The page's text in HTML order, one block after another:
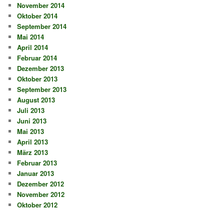
November 2014
Oktober 2014
September 2014
Mai 2014
April 2014
Februar 2014
Dezember 2013
Oktober 2013
September 2013
August 2013
Juli 2013
Juni 2013
Mai 2013
April 2013
März 2013
Februar 2013
Januar 2013
Dezember 2012
November 2012
Oktober 2012